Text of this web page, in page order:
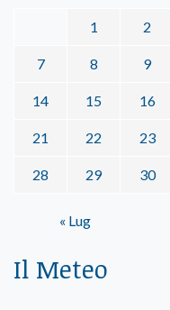
1 2
7 8 9
14 15 16
21 22 23
28 29 30
« Lug
Il Meteo